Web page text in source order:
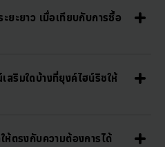
ยะยาว เมื่อเทียบกับการซื้อ
ริมใดบ้างที่ยุงค์ไฮน์ริชให้
ห้ตรงกับความต้องการได้